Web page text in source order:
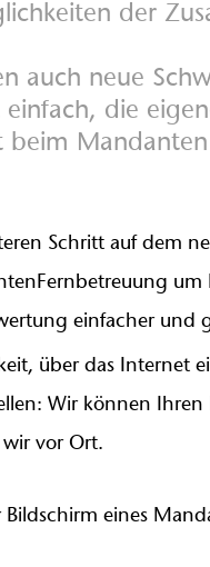
der
auch neue
die
Schritt auf dem
einfacher und
über das Internet
Wir können
wir vor Ort.
eines